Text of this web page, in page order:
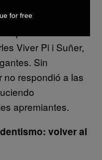
que fuera
Viver Pi i Suñer,
Sin
no respondió a las
apremiantes.
volver al
for free